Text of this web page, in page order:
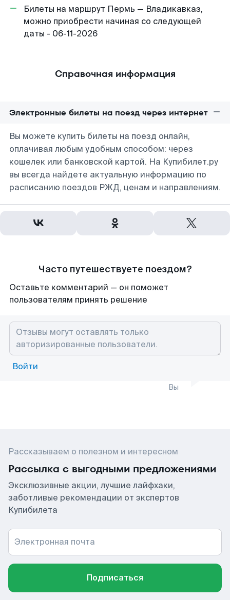
Билеты на маршрут Пермь — Владикавказ,
можно приобрести начиная со следующей
даты - 06-11-2026
Справочная информация
Электронные билеты на поезд через интернет
Вы можете купить билеты на поезд онлайн,
оплачивая любым удобным способом: через
кошелек или банковской картой. На Купибилет.ру
вы всегда найдете актуальную информацию по
расписанию поездов РЖД, ценам и направлениям.
Часто путешествуете поездом?
Оставьте комментарий — он поможет
пользователям принять решение
Войти
Вы
Рассказываем о полезном и интересном
Рассылка с выгодными предложениями
Эксклюзивные акции, лучшие лайфхаки,
заботливые рекомендации от экспертов
Купибилета
Электронная почта
Подписаться